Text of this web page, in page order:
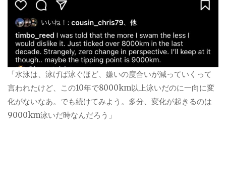
「水泳は、泳げば泳ぐほど、嫌いの度合いが減っていくって
言われたけど、この10年で8000km以上泳いだのに一向に変
化がないなあ。でも続けてみよう。多分、変化が起きるのは
9000km泳いだ時なんだろう」